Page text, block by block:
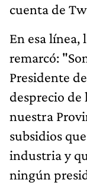
cuenta de
En esa
remarcó:
Presidente
desprecio
nuestra
subsidios
industria y
ningún